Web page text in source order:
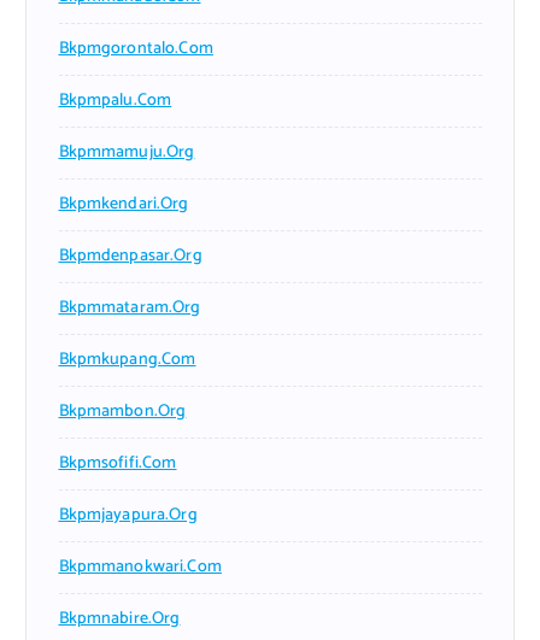
Bkpmgorontalo.com
Bkpmpalu.com
Bkpmmamuju.org
Bkpmkendari.org
Bkpmdenpasar.org
Bkpmmataram.org
Bkpmkupang.com
Bkpmambon.org
Bkpmsofifi.com
Bkpmjayapura.org
Bkpmmanokwari.com
Bkpmnabire.org